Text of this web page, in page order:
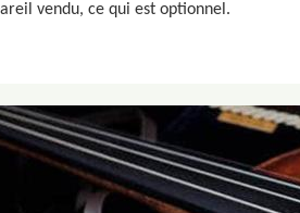
vendu, ce qui est optionnel.